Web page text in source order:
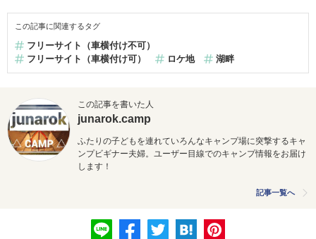
この記事に関連するタグ
フリーサイト（車横付け不可）
フリーサイト（車横付け可）
ロケ地 湖畔
この記事を書いた人
junarok.camp
ふたりの子どもを連れていろんなキャンプ場に突撃するキャ
ンプビギナー夫婦。ユーザー目線でのキャンプ情報をお届け
します！
記事一覧へ